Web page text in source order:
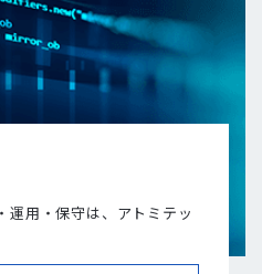
運用・保守は、アトミテッ